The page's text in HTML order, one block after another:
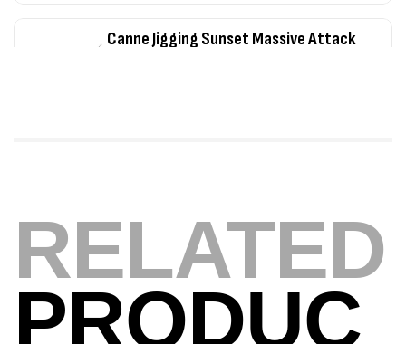
Canne Jigging Sunset Massive Attack
Bagagerie Surfcasting
د.ت
د.ت
Volant 3 Branches Inox T26S/35
RELATED
PRODUC